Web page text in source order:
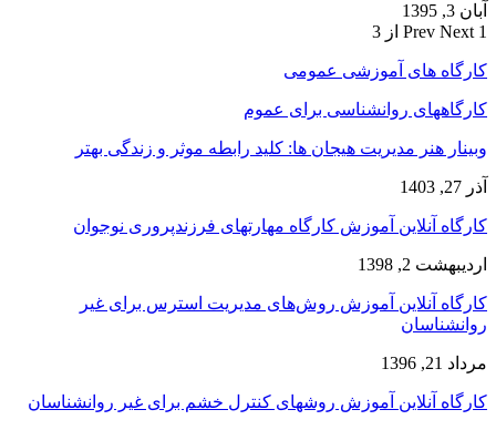
آبان 3, 1395
Prev Next 1 از 3
کارگاه های آموزشی عمومی
کارگاههای روانشناسی برای عموم
وبینار هنر مدیریت هیجان ها: کلید رابطه موثر و زندگی بهتر
آذر 27, 1403
کارگاه آنلاین آموزش کارگاه مهارتهای فرزندپروری نوجوان
اردیبهشت 2, 1398
کارگاه آنلاین آموزش روش‌های مدیریت استرس برای غیر
روانشناسان
مرداد 21, 1396
کارگاه آنلاین آموزش روشهای کنترل خشم برای غیر روانشناسان